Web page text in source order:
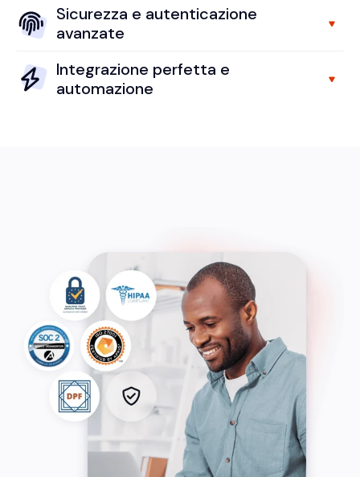
Sicurezza e autenticazione
avanzate
Integrazione perfetta e
automazione